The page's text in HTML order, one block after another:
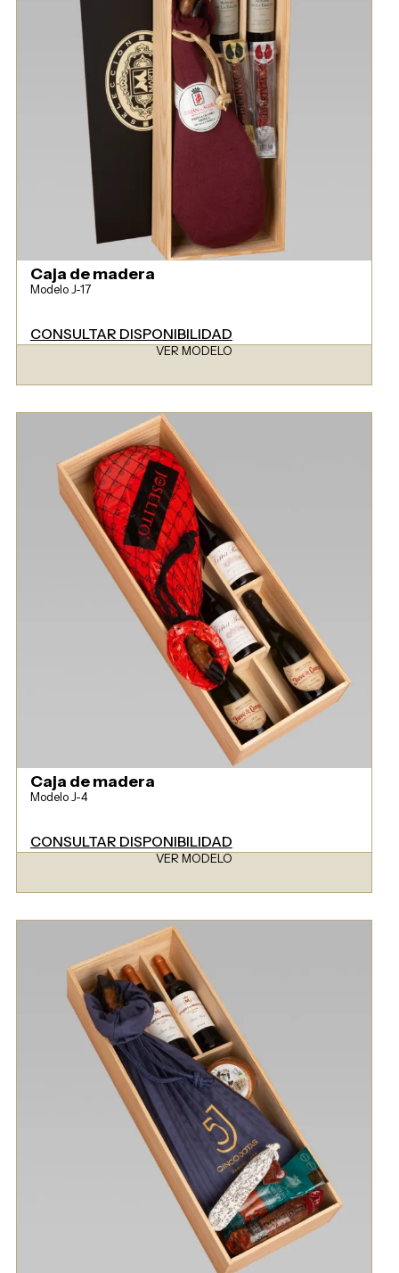
Caja de madera
Modelo J-17
CONSULTAR DISPONIBILIDAD
VER MODELO
Caja de madera
Modelo J-4
CONSULTAR DISPONIBILIDAD
VER MODELO